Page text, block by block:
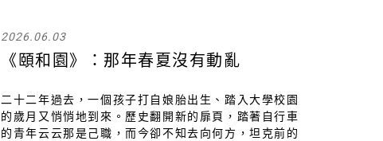
2026.06.03
《頤和園》：那年春夏沒有動亂
二十二年過去，一個孩子打自娘胎出生、踏入大學校園
的歲月又悄悄地到來。歷史翻開新的扉頁，踏著自行車
的青年云云那是己職，而今卻不知去向何方，坦克前的